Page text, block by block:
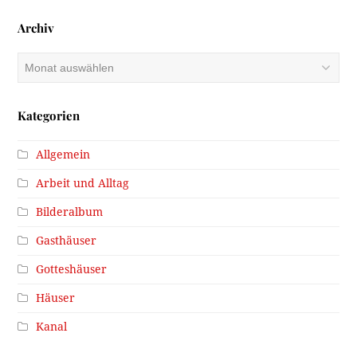
Archiv
Archiv
Kategorien
Allgemein
Arbeit und Alltag
Bilderalbum
Gasthäuser
Gotteshäuser
Häuser
Kanal